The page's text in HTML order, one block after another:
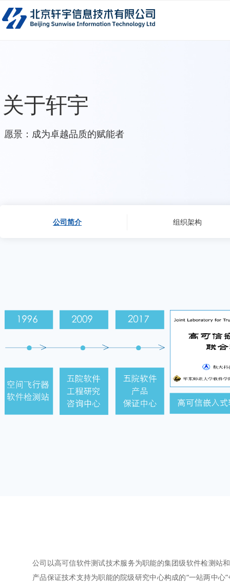
关于轩宇
愿景：成为卓越品质的赋能者
公司简介 组织架构
公司以高可信软件测试技术服务为职能的集团级软件检测站
产品保证技术支持为职能的院级研究中心构成的“一站两中心